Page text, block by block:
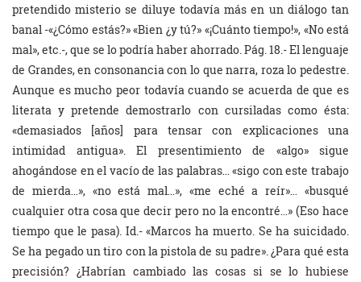
pretendido misterio se diluye todavía más en un diálogo tan
banal -«¿Cómo estás?» «Bien ¿y tú?» «¡Cuánto tiempo!», «No está
mal», etc.-, que se lo podría haber ahorrado. Pág. 18.- El lenguaje
de Grandes, en consonancia con lo que narra, roza lo pedestre.
Aunque es mucho peor todavía cuando se acuerda de que es
literata y pretende demostrarlo con cursiladas como ésta:
«demasiados [años] para tensar con explicaciones una
intimidad antigua». El presentimiento de «algo» sigue
ahogándose en el vacío de las palabras… «sigo con este trabajo
de mierda…», «no está mal…», «me eché a reír»… «busqué
cualquier otra cosa que decir pero no la encontré…» (Eso hace
tiempo que le pasa). Id.- «Marcos ha muerto. Se ha suicidado.
Se ha pegado un tiro con la pistola de su padre». ¿Para qué esta
precisión? ¿Habrían cambiado las cosas si se lo hubiese